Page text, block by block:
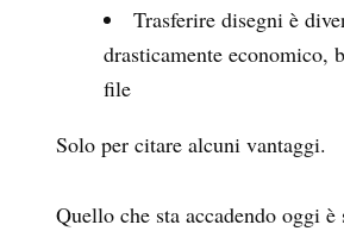
Trasferire disegni è
drasticamente economico,
file
Solo per citare alcuni vantaggi.
Quello che sta accadendo oggi